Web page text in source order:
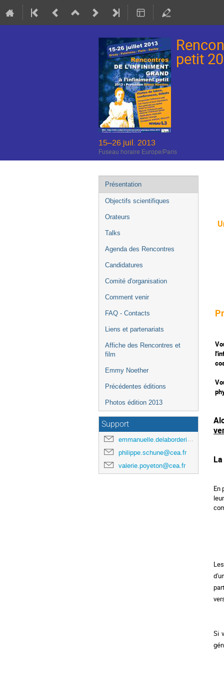
petit
15–26 juil. 2013
Fuseau horaire Europe/Paris
Menu
de
l'événement
Présentation
Objectifs scientifiques
Orateurs
Talks
Agenda des Rencontres
Candidatures
Comité d'organisation
Comment venir
FAQ - Contacts
Liens et partenariats
Affiche des Rencontres et
film
Emmy Noether
Précédentes éditions
Photos édition 2013
Support
emmanuelle.delaborderie@cea.fr
philippe.schune@cea.fr
valerie.poyeton@cea.fr
En
Si